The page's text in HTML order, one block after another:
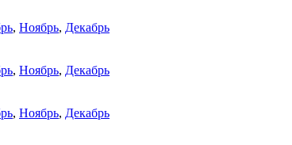
, Ноябрь, Декабрь
, Ноябрь, Декабрь
, Ноябрь, Декабрь